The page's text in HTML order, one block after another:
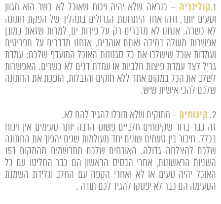
1. קולינריה – כנראה שלא יהיה ויכוח שאוכל לא כשר הוא מגוון
וטעים יותר, וזהו אחד היתרונות הגדולים בתהליך של הפקת חתונה
לא כשרה. אנחנו לא מדברים רק על פירות ים, למרות שזאת כמובן
אפשרות מעולה במידה ואתם אוהבים. אנחנו מדברים על תפריטים
ועמדות אוכל שישלבו את כל סגנונות האוכל המועדף שלכם: עמדת
גריל לצד עמדת פיצות חלביות או עמדת דגים לא כשרים. האפשרות
לשלב את הכל במקום אחד ללא חוקים והגבלות, הופכת את החתונה
שלכם להכי אישית שיש.
2. קינוחים – מתוקים שלא תוכלו להגיד להם לא.
זה כבר ברור שקינוחים חלביים פשוט הרבה יותר טעימים אין ויכוח
בכלל. חיבור בין טעמים שונים יחד מעולמות שנים יהפוך את החתונה
שלכם להצלחה גדולה. האורחים שלכם מתרשמים מהמקום ב15
השניות הראשונות, אחרי הבסיס הראשון הם כבר החליטו עם כל
האוכל יהיה טעים או לא ואחרי הקפה עם החלב וגלידת השמנת
הטעימה הם כבר לא יפסקו להגיד לכם תודה .